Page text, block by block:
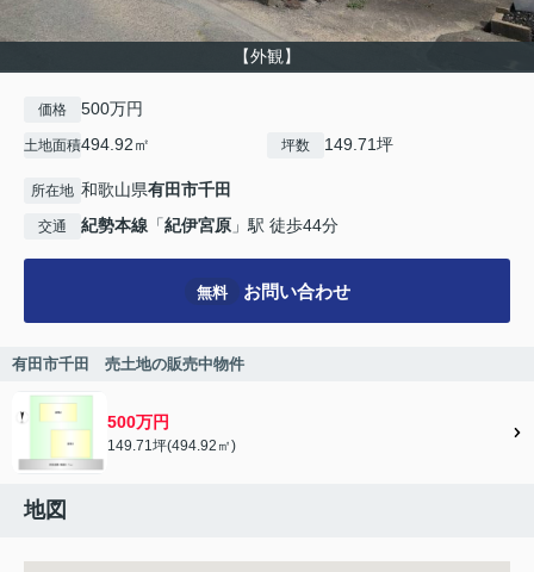
【外観】
価格 500万円
土地面積494.92㎡ 坪数 149.71坪
所在地 和歌山県有田市千田
交通 紀勢本線 「紀伊宮原 」駅 徒歩44分
無料 お問い合わせ
有田市千田 売土地の販売中物件
500万円
149.71坪(494.92㎡)
地図